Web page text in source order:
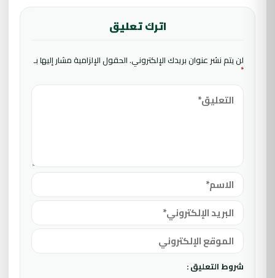
اترك تعليق
لن يتم نشر عنوان بريدك الإلكتروني.الحقول الإلزامية مشار إليها بـ
*
شروط التعليق :